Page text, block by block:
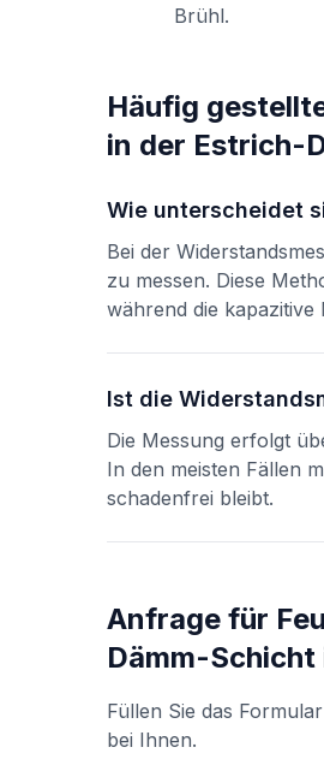
Brühl.
Häufig
in der Estrich-
Wie unterscheidet
Bei der
zu messen. Diese
während die
Ist die
Die Messung erfolgt
In den meisten Fällen
schadenfrei bleibt.
Anfrage für
Dämm-Schicht
Füllen Sie das
bei Ihnen.